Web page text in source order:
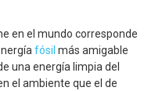
en el mundo corresponde
fósil más amigable
una energía limpia del
el ambiente que el de